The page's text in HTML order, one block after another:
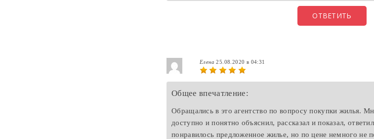
ОТВЕТИТЬ
Елена25.08.2020 в 04:31
Общее впечатление:
Обращались в это агентство по вопросу покупки жилья.
доступно и понятно объяснил, рассказал и показал,
понравилось предложенное жилье, но по цене немного не